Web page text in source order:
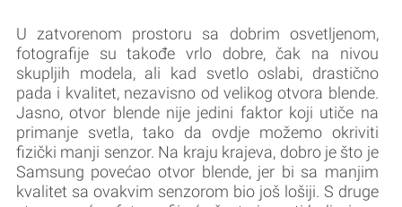
U zatvorenom prostoru sa dobrim osvetljenom,
fotografije su takođe vrlo dobre, čak na nivou
skupljih modela, ali kad svetlo oslabi, drastično
pada i kvalitet, nezavisno od velikog otvora blende.
Jasno, otvor blende nije jedini faktor koji utiče na
primanje svetla, tako da ovdje možemo okriviti
fizički manji senzor. Na kraju krajeva, dobro je što je
Samsung povećao otvor blende, jer bi sa manjim
kvalitet sa ovakvim senzorom bio još lošiji. S druge